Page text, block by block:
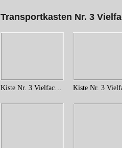
Transportkasten Nr. 3